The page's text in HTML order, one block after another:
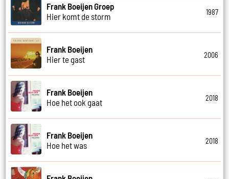
Frank Boeijen Groep
Hier komt de storm
1987
Frank Boeijen
Hier te gast
2006
Frank Boeijen
Hoe het ook gaat
2018
Frank Boeijen
Hoe het was
2018